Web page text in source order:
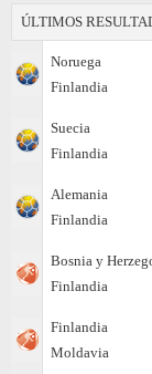
ÚLTIMOS
Noruega
Finlandia
Suecia
Finlandia
Alemania
Finlandia
Bosnia y
Finlandia
Finlandia
Moldavia